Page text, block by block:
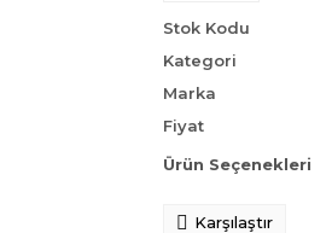
Stok Kodu
Kategori
Marka
Fiyat
Ürün Seçenekleri
Karşılaştır